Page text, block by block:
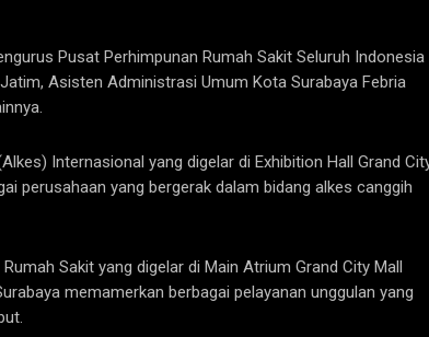
Pusat Perhimpunan Rumah Sakit Seluruh Indonesia
Asisten Administrasi Umum Kota Surabaya Febria
Internasional yang digelar di Exhibition Hall Grand
perusahaan yang bergerak dalam bidang alkes canggih
Sakit yang digelar di Main Atrium Grand City Mall
memamerkan berbagai pelayanan unggulan yang